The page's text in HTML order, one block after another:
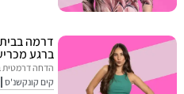
דרמה בבית האח
ברגע מכריע
הדחה דרמטית בבית
קים קונקשנ'ס 2026